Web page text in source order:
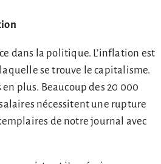
dans la politique. L’inflation est
se trouve le capitalisme.
plus. Beaucoup des 20 000
nécessitent une rupture
de notre journal avec